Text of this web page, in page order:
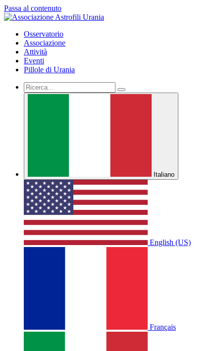
Passa al contenuto
Osservatorio
Associazione
Attività
Eventi
Pillole di Urania
Italiano
English (US)
Français